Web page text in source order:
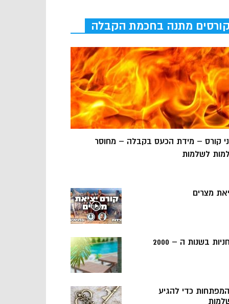
קורסים מתנה בחכמת הקבלה
קורס – מידת הכעס בקבלה – מחוסר
לשלמות
מצרים
בשנות ה – 2000
5 המפתחות כדי להגיע